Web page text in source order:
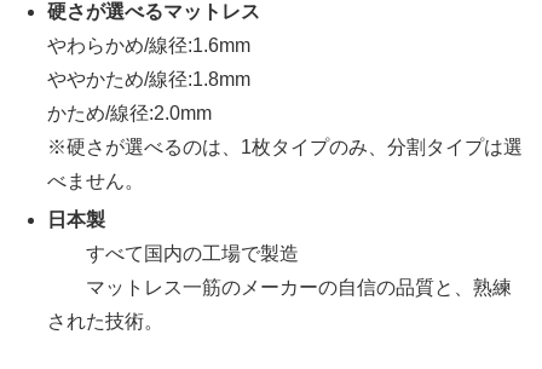
硬さが選べるマットレス
やわらかめ/線径:1.6mm
ややかため/線径:1.8mm
かため/線径:2.0mm
※硬さが選べるのは、1枚タイプのみ、分割タイプは選
べません。
日本製
すべて国内の工場で製造
マットレス一筋のメーカーの自信の品質と、熟練
された技術。